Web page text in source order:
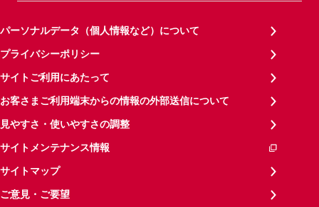
パーソナルデータ（個人情報など）について
プライバシーポリシー
サイトご利用にあたって
お客さまご利用端末からの情報の外部送信について
見やすさ・使いやすさの調整
サイトメンテナンス情報
サイトマップ
ご意見・ご要望